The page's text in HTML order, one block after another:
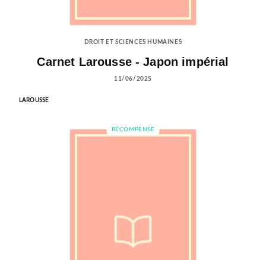
DROIT ET SCIENCES HUMAINES
Carnet Larousse - Japon impérial
11/06/2025
LAROUSSE
RÉCOMPENSÉ